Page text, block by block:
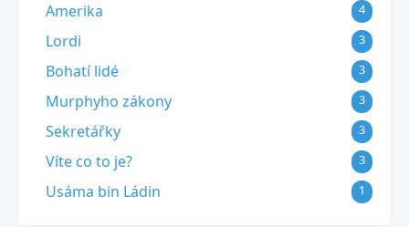
Amerika 4
Lordi 3
Bohatí lidé 3
Murphyho zákony 3
Sekretářky 3
Víte co to je? 3
Usáma bin Ládin 1